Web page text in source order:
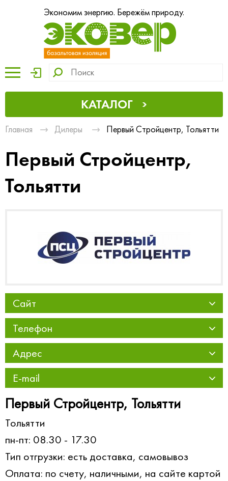
Экономим энергию. Бережём природу.
КАТАЛОГ
Главная Дилеры Первый Стройцентр, Тольятти
Первый Стройцентр,
Тольятти
Сайт
Телефон
Адрес
E-mail
Первый Стройцентр, Тольятти
Тольятти
пн-пт: 08.30 - 17.30
Тип отгрузки: есть доставка, самовывоз
Оплата: по счету, наличными, на сайте картой